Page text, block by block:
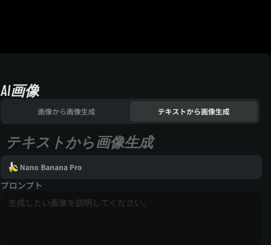
AI画像
画像から画像生成 テキストから画像生成
テキストから画像生成
Nano Banana Pro
プロンプト